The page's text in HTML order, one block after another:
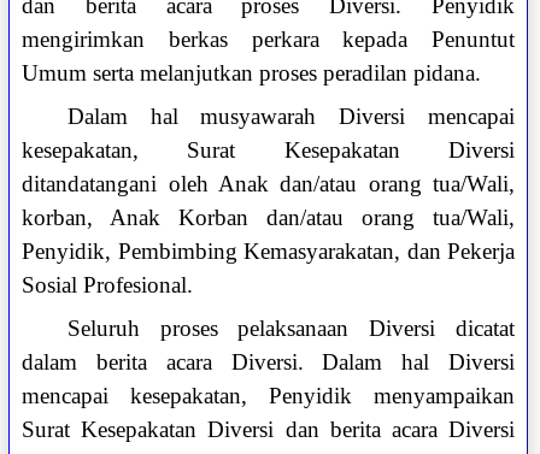
dan berita acara proses Diversi. Penyidik
mengirimkan berkas perkara kepada Penuntut
Umum serta melanjutkan proses peradilan pidana.
Dalam hal musyawarah Diversi mencapai
kesepakatan, Surat Kesepakatan Diversi
ditandatangani oleh Anak dan/atau orang tua/Wali,
korban, Anak Korban dan/atau orang tua/Wali,
Penyidik, Pembimbing Kemasyarakatan, dan Pekerja
Sosial Profesional.
Seluruh proses pelaksanaan Diversi dicatat
dalam berita acara Diversi. Dalam hal Diversi
mencapai kesepakatan, Penyidik menyampaikan
Surat Kesepakatan Diversi dan berita acara Diversi